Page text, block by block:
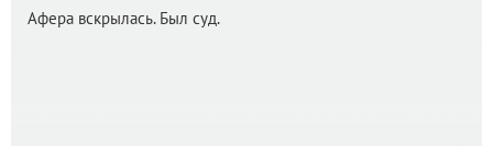
Афера вскрылась. Был суд.